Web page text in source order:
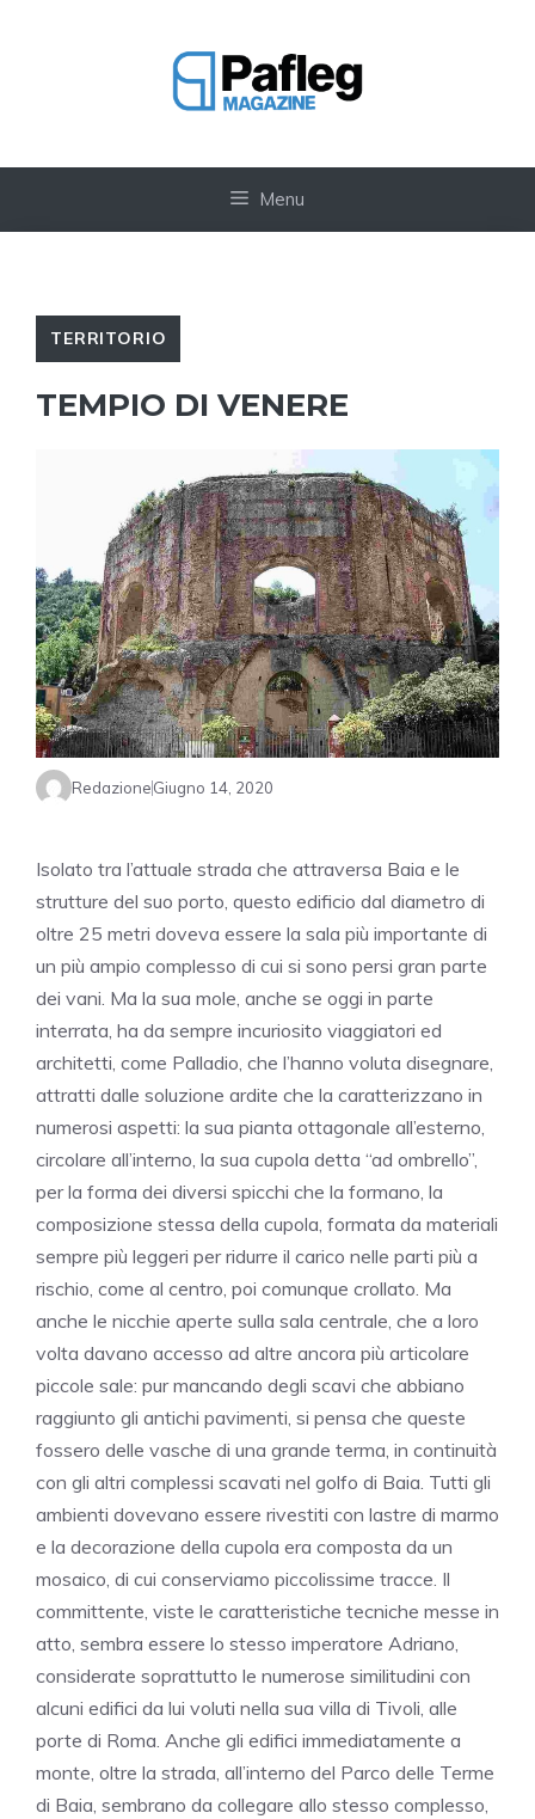
Menu
TERRITORIO
TEMPIO DI VENERE
RedazioneGiugno 14, 2020
Isolato tra l’attuale strada che attraversa Baia e le
strutture del suo porto, questo edificio dal diametro di
oltre 25 metri doveva essere la sala più importante di
un più ampio complesso di cui si sono persi gran parte
dei vani. Ma la sua mole, anche se oggi in parte
interrata, ha da sempre incuriosito viaggiatori ed
architetti, come Palladio, che l’hanno voluta disegnare,
attratti dalle soluzione ardite che la caratterizzano in
numerosi aspetti: la sua pianta ottagonale all’esterno,
circolare all’interno, la sua cupola detta “ad ombrello”,
per la forma dei diversi spicchi che la formano, la
composizione stessa della cupola, formata da materiali
sempre più leggeri per ridurre il carico nelle parti più a
rischio, come al centro, poi comunque crollato. Ma
anche le nicchie aperte sulla sala centrale, che a loro
volta davano accesso ad altre ancora più articolare
piccole sale: pur mancando degli scavi che abbiano
raggiunto gli antichi pavimenti, si pensa che queste
fossero delle vasche di una grande terma, in continuità
con gli altri complessi scavati nel golfo di Baia. Tutti gli
ambienti dovevano essere rivestiti con lastre di marmo
e la decorazione della cupola era composta da un
mosaico, di cui conserviamo piccolissime tracce. Il
committente, viste le caratteristiche tecniche messe in
atto, sembra essere lo stesso imperatore Adriano,
considerate soprattutto le numerose similitudini con
alcuni edifici da lui voluti nella sua villa di Tivoli, alle
porte di Roma. Anche gli edifici immediatamente a
monte, oltre la strada, all’interno del Parco delle Terme
di Baia, sembrano da collegare allo stesso complesso,